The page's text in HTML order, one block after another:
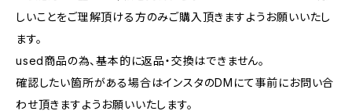
しいことをご理解頂ける方のみご購入頂きますようお願いいたし
ます。
used商品の為、基本的に返品・交換はできません。
確認したい箇所がある場合はインスタのDMにて事前にお問い合
わせ頂きますようお願いいたします。